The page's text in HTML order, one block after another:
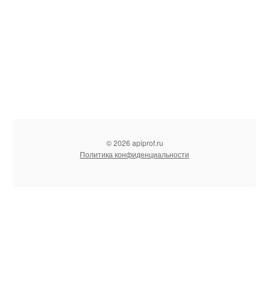
© 2026 apiprof.ru
Политика конфиденциальности